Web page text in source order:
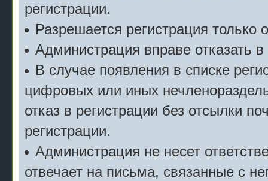
регистрации.
Разрешается регистрация только
Администрация вправе отказать
В случае появления в списке
цифровых или иных
отказ в регистрации без отсылки
регистрации.
Администрация не несет
отвечает на письма, связанные с